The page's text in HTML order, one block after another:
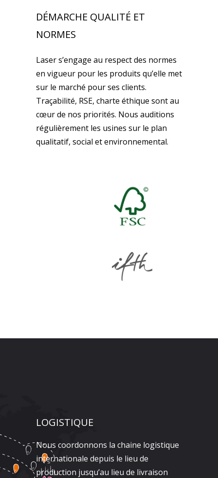
DÉMARCHE QUALITÉ ET
NORMES
Laser s’engage au respect des normes
en vigueur pour les produits qu’elle met
sur le marché pour ses clients.
Traçabilité, RSE, charte éthique sont au
cœur de nos priorités. Nous auditions
régulièrement les usines sur le plan
qualitatif, social et environnemental.
LOGISTIQUE
Nous coordonnons la chaine logistique
internationale depuis le lieu de
production jusqu’au lieu de livraison